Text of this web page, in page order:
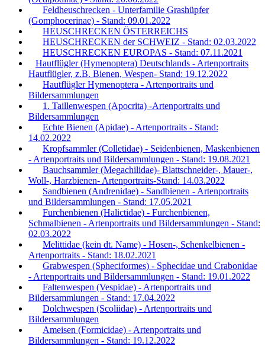
Feldheuschrecken - Unterfamilie Grashüpfer
(Gomphocerinae) - Stand: 09.01.2022
HEUSCHRECKEN ÖSTERREICHS
HEUSCHRECKEN der SCHWEIZ - Stand: 02.03.2022
HEUSCHRECKEN EUROPAS - Stand: 07.11.2021
Hautflügler (Hymenoptera) Deutschlands - Artenportraits
Hautflügler, z.B. Bienen, Wespen- Stand: 19.12.2022
Hautflügler Hymenoptera - Artenportraits und
Bildersammlungen
1. Taillenwespen (Apocrita) -Artenportraits und
Bildersammlungen
Echte Bienen (Apidae) - Artenportraits - Stand:
14.02.2022
Kropfsammler (Colletidae) - Seidenbienen, Maskenbienen
- Artenportraits und Bildersammlungen - Stand: 19.08.2021
Bauchsammler (Megachilidae)- Blattschneider-, Mauer-,
Woll-, Harzbienen- Artenportraits-Stand: 14.03.2022
Sandbienen (Andrenidae) - Sandbienen - Artenportraits
und Bildersammlungen - Stand: 17.05.2021
Furchenbienen (Halictidae) - Furchenbienen,
Schmalbienen - Artenportraits und Bildersammlungen - Stand:
02.03.2022
Melittidae (kein dt. Name) - Hosen-, Schenkelbienen -
Artenportraits - Stand: 18.02.2021
Grabwespen (Spheciformes) - Sphecidae und Crabonidae
- Artenportraits und Bildersammlungen - Stand: 19.01.2022
Faltenwespen (Vespidae) - Artenportraits und
Bildersammlungen - Stand: 17.04.2022
Dolchwespen (Scoliidae) - Artenportraits und
Bildersammlungen
Ameisen (Formicidae) - Artenportraits und
Bildersammlungen - Stand: 19.12.2022